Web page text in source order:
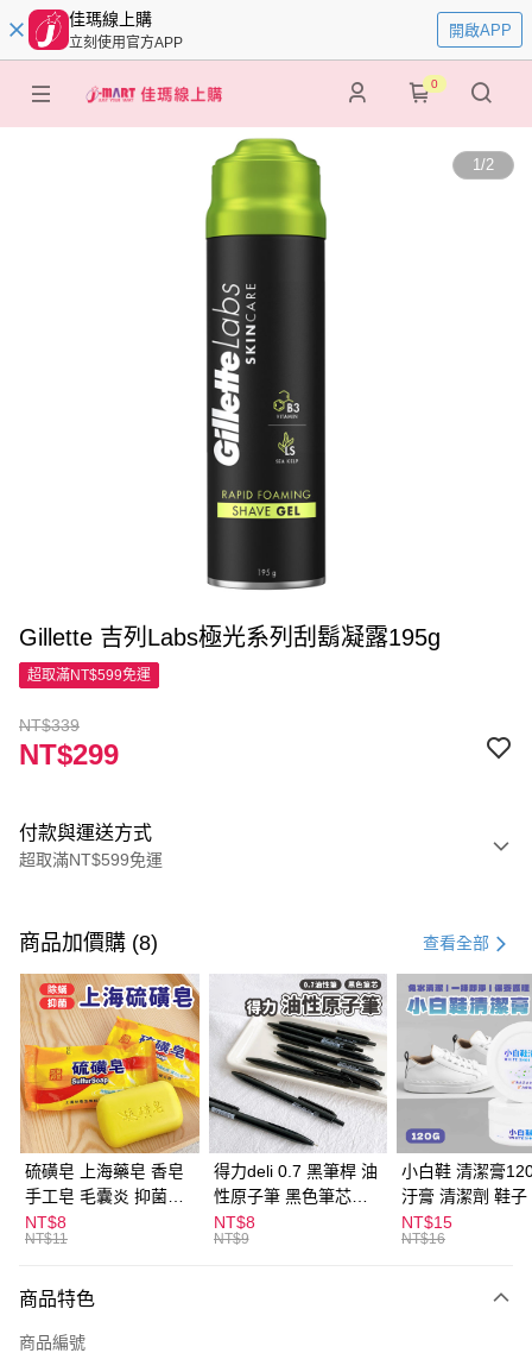
佳瑪線上購
立刻使用官方APP
開啟APP
0
1/2
Gillette 吉列Labs極光系列刮鬍凝露195g
超取滿NT$599免運
NT$339
NT$299
付款與運送方式
超取滿NT$599免運
信用卡一次付款
超商取貨付款
LINE Pay
Apple Pay
街口支付
悠遊付
ATM付款
全家取貨付款
每筆NT$60，滿NT$599(含以上)免運費
商品加價購 (8) 查看全部
硫磺皂 上海藥皂 香皂
手工皂 毛囊炎 抑菌除
蟎 清潔護膚 去油去痘
寵物皮膚病 狗狗貓咪
NT$8
NT$11
得力deli 0.7 黑筆桿 油
性原子筆 黑色筆芯
S304
NT$8
NT$9
小白鞋 清潔膏
汙膏 清潔劑 鞋子
漬 白皮鞋 鞋油
NT$15
NT$16
商品特色
商品編號